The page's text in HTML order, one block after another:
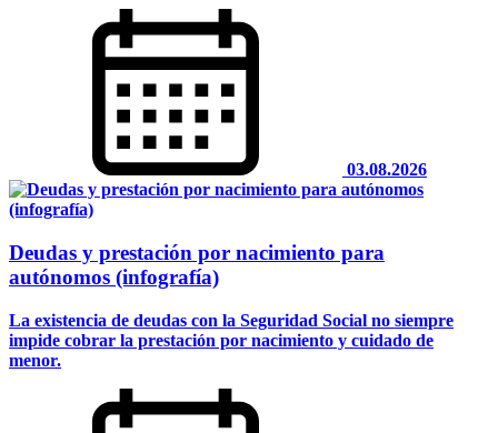
03.08.2026
Deudas y prestación por nacimiento para
autónomos (infografía)
La existencia de deudas con la Seguridad Social no siempre
impide cobrar la prestación por nacimiento y cuidado de
menor.